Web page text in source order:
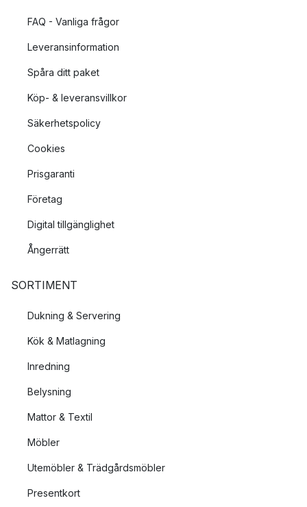
FAQ - Vanliga frågor
Leveransinformation
Spåra ditt paket
Köp- & leveransvillkor
Säkerhetspolicy
Cookies
Prisgaranti
Företag
Digital tillgänglighet
Ångerrätt
SORTIMENT
Dukning & Servering
Kök & Matlagning
Inredning
Belysning
Mattor & Textil
Möbler
Utemöbler & Trädgårdsmöbler
Presentkort